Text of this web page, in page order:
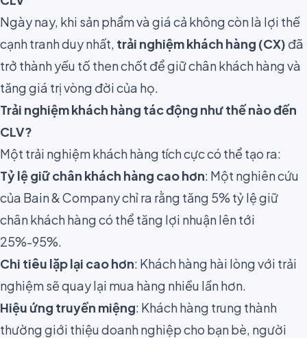
Ngày nay, khi sản phẩm và giá cả không còn là lợi thế
cạnh tranh duy nhất, trải nghiệm khách hàng (CX) đã
trở thành yếu tố then chốt để giữ chân khách hàng và
tăng giá trị vòng đời của họ.
Trải nghiệm khách hàng tác động như thế nào đến
CLV?
Một trải nghiệm khách hàng tích cực có thể tạo ra:
Tỷ lệ giữ chân khách hàng cao hơn: Một nghiên cứu
của Bain & Company chỉ ra rằng tăng 5% tỷ lệ giữ
chân khách hàng có thể tăng lợi nhuận lên tới
25%-95%.
Chi tiêu lặp lại cao hơn: Khách hàng hài lòng với trải
nghiệm sẽ quay lại mua hàng nhiều lần hơn.
Hiệu ứng truyền miệng: Khách hàng trung thành
thường giới thiệu doanh nghiệp cho bạn bè, người